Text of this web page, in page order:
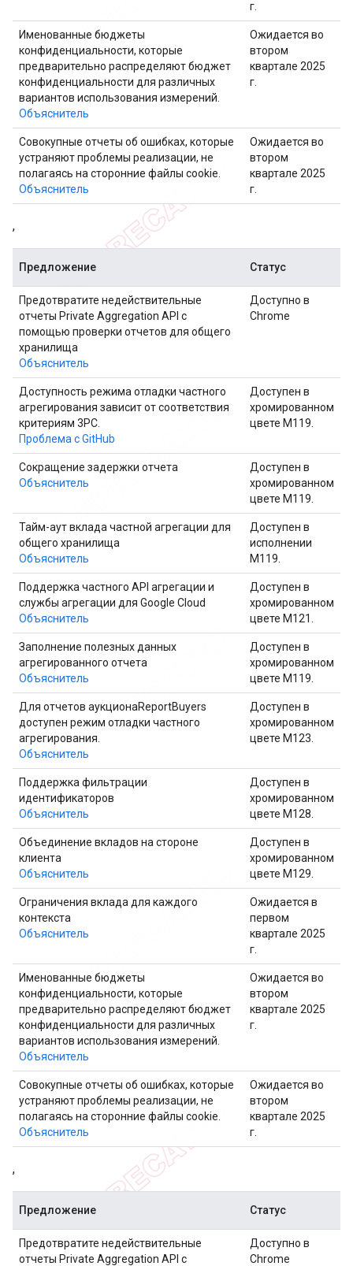
г.
Именованные бюджеты
конфиденциальности, которые
предварительно распределяют бюджет
конфиденциальности для различных
вариантов использования измерений.
Объяснитель
Ожидается во
втором
квартале 2025
г.
Совокупные отчеты об ошибках, которые
устраняют проблемы реализации, не
полагаясь на сторонние файлы cookie.
Объяснитель
Ожидается во
втором
квартале 2025
г.
,
Предложение Статус
Предотвратите недействительные
отчеты Private Aggregation API с
помощью проверки отчетов для общего
хранилища
Объяснитель
Доступно в
Chrome
Доступность режима отладки частного
агрегирования зависит от соответствия
критериям 3PC.
Проблема с GitHub
Доступен в
хромированном
цвете M119.
Сокращение задержки отчета
Объяснитель
Доступен в
хромированном
цвете M119.
Тайм-аут вклада частной агрегации для
общего хранилища
Объяснитель
Доступен в
исполнении
M119.
Поддержка частного API агрегации и
службы агрегации для Google Cloud
Объяснитель
Доступен в
хромированном
цвете M121.
Заполнение полезных данных
агрегированного отчета
Объяснитель
Доступен в
хромированном
цвете M119.
Для отчетов аукционаReportBuyers
доступен режим отладки частного
агрегирования.
Объяснитель
Доступен в
хромированном
цвете M123.
Поддержка фильтрации
идентификаторов
Объяснитель
Доступен в
хромированном
цвете M128.
Объединение вкладов на стороне
клиента
Объяснитель
Доступен в
хромированном
цвете M129.
Ограничения вклада для каждого
контекста
Объяснитель
Ожидается в
первом
квартале 2025
г.
Именованные бюджеты
конфиденциальности, которые
предварительно распределяют бюджет
конфиденциальности для различных
вариантов использования измерений.
Объяснитель
Ожидается во
втором
квартале 2025
г.
Совокупные отчеты об ошибках, которые
устраняют проблемы реализации, не
полагаясь на сторонние файлы cookie.
Объяснитель
Ожидается во
втором
квартале 2025
г.
,
Предложение Статус
Предотвратите недействительные
отчеты Private Aggregation API с
Доступно в
Chrome